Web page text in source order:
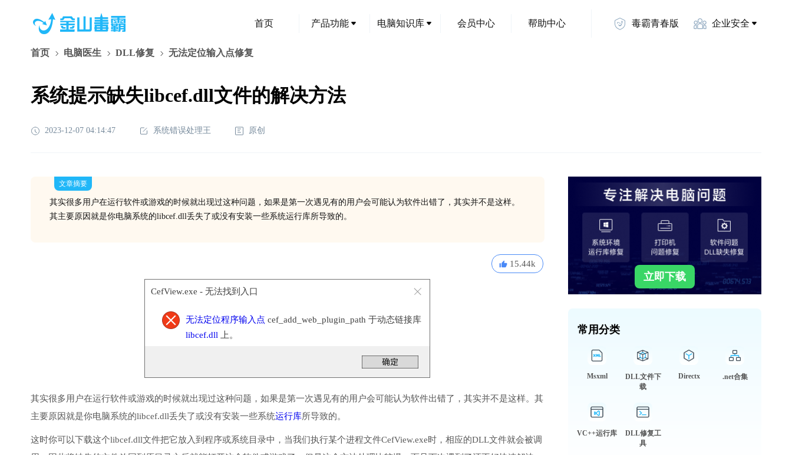
首页 产品功能 电脑知识库 会员中心 帮助中心 毒霸青春版 企业安全
首页 电脑医生 DLL修复 无法定位输入点修复
系统提示缺失libcef.dll文件的解决方法
2023-12-07 04:14:47 系统错误处理王 原创
文章摘要
其实很多用户在运行软件或游戏的时候就出现过这种问题，如果是第一次遇见有的用户会可能认为软件出错了，其实并不是这样。
其主要原因就是你电脑系统的libcef.dll丢失了或没有安装一些系统运行库所导致的。
15.44k
CefView.exe - 无法找到入口
无法定位程序输入点 cef_add_web_plugin_path 于动态链接库
libcef.dll 上。
其实很多用户在运行软件或游戏的时候就出现过这种问题，如果是第一次遇见有的用户会可能认为软件出错了，其实并不是这样。其
主要原因就是你电脑系统的libcef.dll丢失了或没有安装一些系统运行库所导致的。
这时你可以下载这个libcef.dll文件把它放入到程序或系统目录中，当我们执行某个进程文件CefView.exe时，相应的DLL文件就会被调
立即下载
常用分类
Msxml
DLL文件下
载
Directx .net合集
VC++运行库
DLL修复工
具